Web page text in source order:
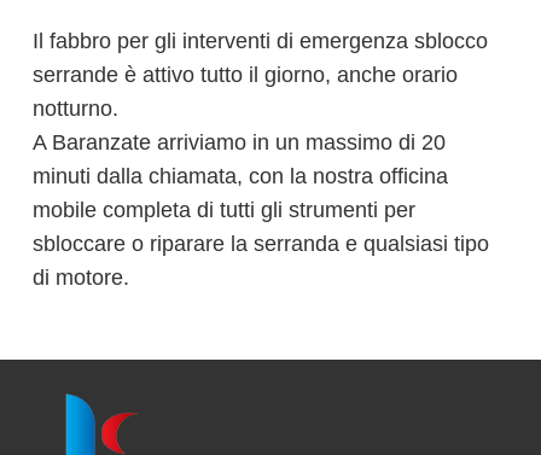
Il fabbro per gli interventi di emergenza sblocco
serrande è attivo tutto il giorno, anche orario
notturno.
A Baranzate arriviamo in un massimo di 20
minuti dalla chiamata, con la nostra officina
mobile completa di tutti gli strumenti per
sbloccare o riparare la serranda e qualsiasi tipo
di motore.